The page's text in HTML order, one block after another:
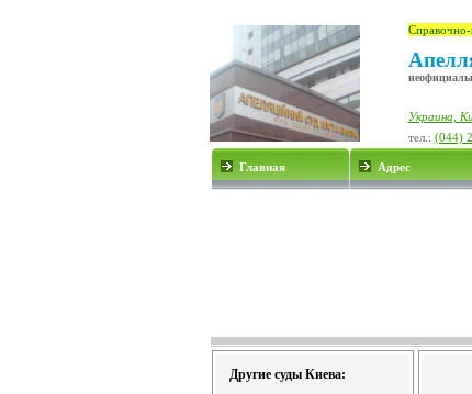
Украина,
тел.: (044)
Главная Адрес
Другие суды Киева: